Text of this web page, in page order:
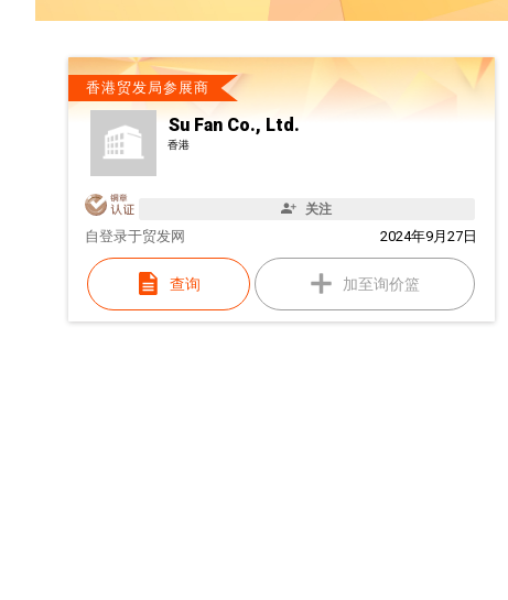
香港贸发局参展商
Su Fan Co., Ltd.
香港
关注
自 2024年9月27日
登录于贸发网
查询 加至询价篮